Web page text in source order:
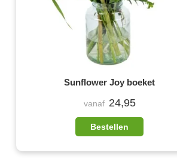
Sunflower Joy boeket
vanaf 24,95
Bestellen